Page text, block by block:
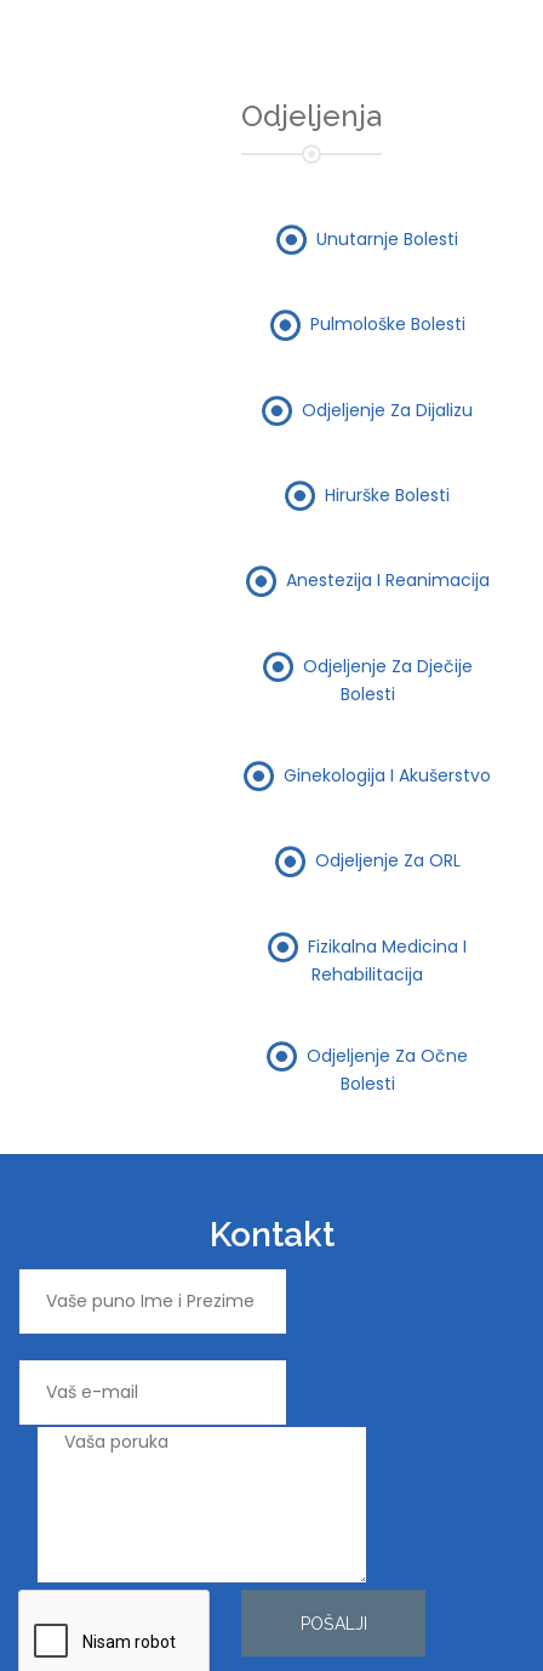
Odjeljenja
Unutarnje Bolesti
Pulmološke Bolesti
Odjeljenje Za Dijalizu
Hirurške Bolesti
Anestezija I Reanimacija
Odjeljenje Za Dječije
Bolesti
Ginekologija I Akušerstvo
Odjeljenje Za ORL
Fizikalna Medicina I
Rehabilitacija
Odjeljenje Za Očne
Bolesti
Kontakt
POŠALJI